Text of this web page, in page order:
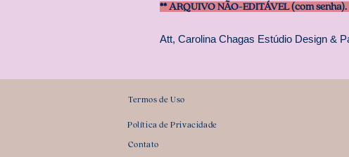
** ARQUIVO NÃO-EDITÁVEL (com senha).
Att, Carolina Chagas Estúdio Design &
Termos de Uso
Política de Privacidade
Contato